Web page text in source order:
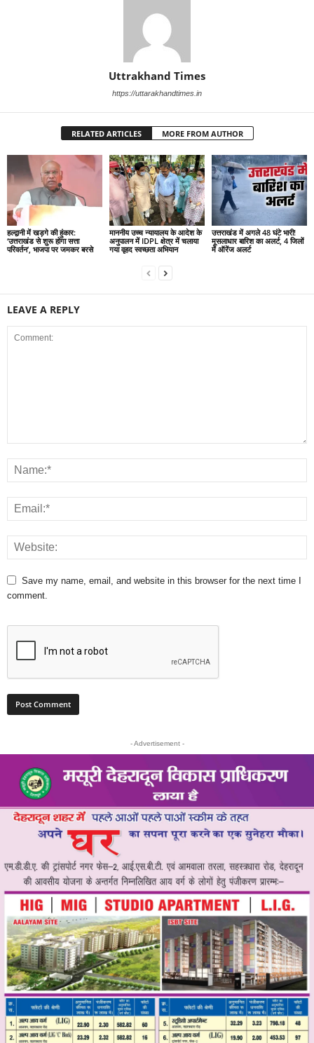
Uttrakhand Times
https://uttarakhandtimes.in
RELATED ARTICLES MORE FROM AUTHOR
हल्द्वानी में खड़गे की हुंकार:
‘उत्तराखंड से शुरू होगा सत्ता
परिवर्तन’, भाजपा पर जमकर बरसे
माननीय उच्च न्यायालय के आदेश के
अनुपालन में IDPL क्षेत्र में चलाया
गया वृहद स्वच्छता अभियान
उत्तराखंड में अगले 48 घंटे भारी!
मूसलाधार बारिश का अलर्ट, 4 जिलों
में ऑरेंज अलर्ट
LEAVE A REPLY
Save my name, email, and website in this browser for the next time I
comment.
- Advertisement -